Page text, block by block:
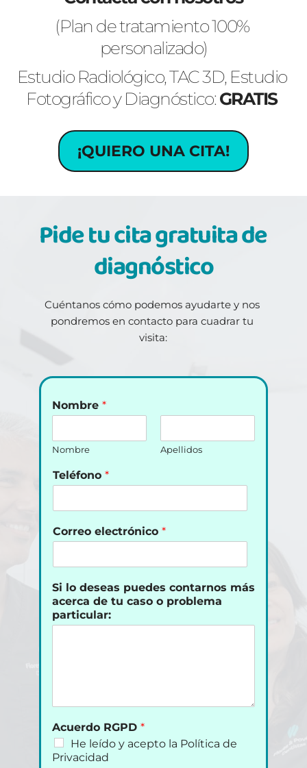
(Plan de tratamiento 100%
personalizado)
Estudio Radiológico, TAC 3D, Estudio
Fotográfico y Diagnóstico: GRATIS
¡QUIERO UNA CITA!
Pide tu cita gratuita de
diagnóstico
Cuéntanos cómo podemos ayudarte y nos
pondremos en contacto para cuadrar tu
visita:
Nombre *
Nombre Apellidos
Teléfono *
Correo electrónico *
Si lo deseas puedes contarnos más
acerca de tu caso o problema
particular:
Acuerdo RGPD *
He leído y acepto la Política de
Privacidad